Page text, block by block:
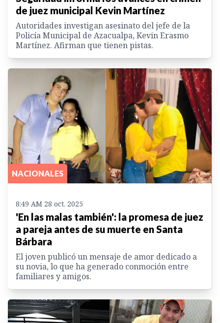
de juez municipal Kevin Martínez
Autoridades investigan asesinato del jefe de la
Policía Municipal de Azacualpa, Kevin Erasmo
Martínez. Afirman que tienen pistas.
NACIONALES
8:49 AM 28 oct. 2025
'En las malas también': la promesa de juez
a pareja antes de su muerte en Santa
Bárbara
El joven publicó un mensaje de amor dedicado a
su novia, lo que ha generado conmoción entre
familiares y amigos.